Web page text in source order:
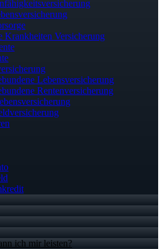
Krankheiten Versicherung
Lebensversicherung
Rentenversicherung
ich mir leisten?